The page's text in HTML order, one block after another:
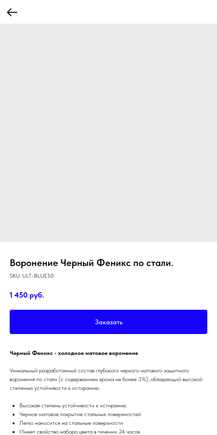
Воронение Черный Феникс по стали.
SKU: ULT-BLUE50
1 450 руб.
Заказать
Черный Феникс - холодное матовое воронение
Уникальный разработанный состав глубокого черного матового защитного
воронения по стали (с содержанием хрома не более 3%), обладающий высокой
степенью устойчивости к истиранию.
Высокая степень устойчивости к истиранию
Черное матовое покрытие стальных поверхностей
Легко наносится на стальные поверхности
Имеет свойство набора цвета в течении 24 часов